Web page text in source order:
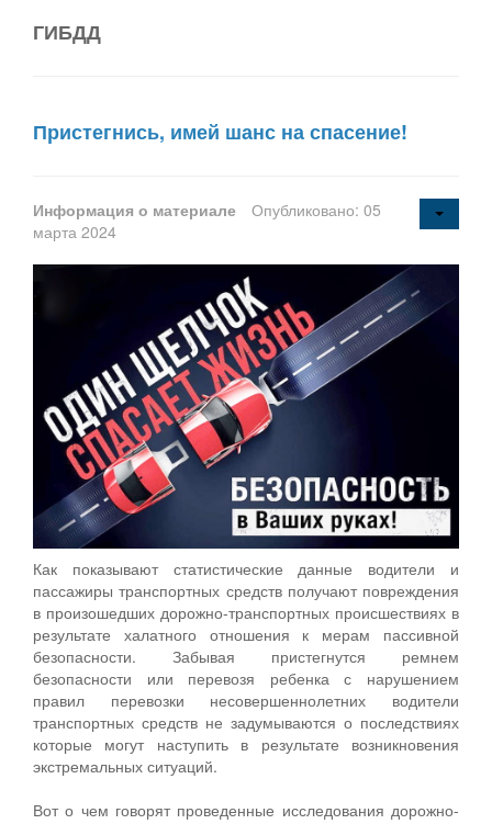
ГИБДД
Пристегнись, имей шанс на спасение!
Информация о материале
Опубликовано: 05
марта 2024
Как показывают статистические данные водители и
пассажиры транспортных средств получают повреждения
в произошедших дорожно-транспортных происшествиях в
результате халатного отношения к мерам пассивной
безопасности. Забывая пристегнутся ремнем
безопасности или перевозя ребенка с нарушением
правил перевозки несовершеннолетних водители
транспортных средств не задумываются о последствиях
которые могут наступить в результате возникновения
экстремальных ситуаций.
Вот о чем говорят проведенные исследования дорожно-